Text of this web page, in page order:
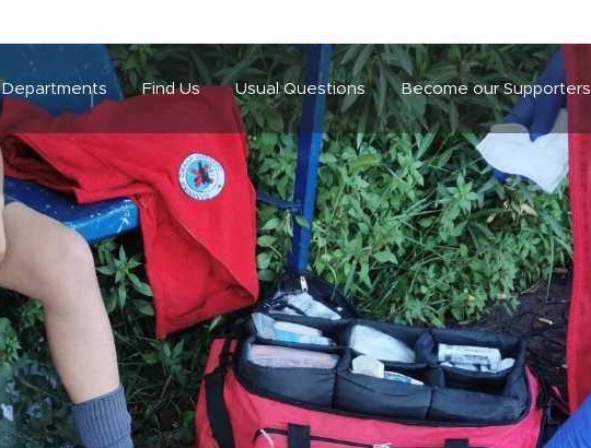
Departments Find Us Usual Questions Become our Supporters